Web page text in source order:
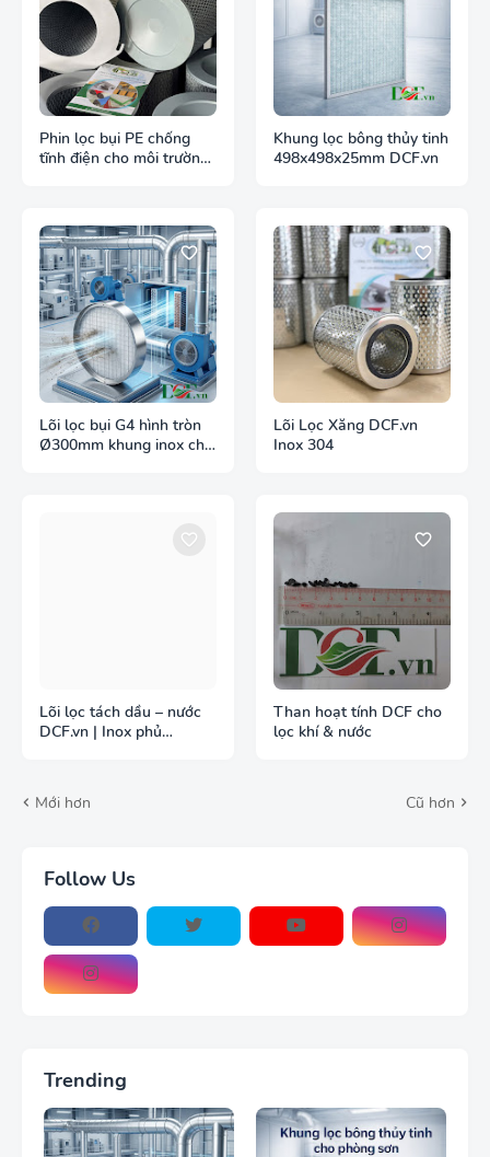
Phin lọc bụi PE chống
tĩnh điện cho môi trường
Khung lọc bông thủy tinh
498x498x25mm DCF.vn
Lõi lọc bụi G4 hình tròn
Ø300mm khung inox cho
Lõi Lọc Xăng DCF.vn
Inox 304
Lõi lọc tách dầu – nước
DCF.vn | Inox phủ
Than hoạt tính DCF cho
lọc khí & nước
Mới hơn Cũ hơn
Follow Us
Trending